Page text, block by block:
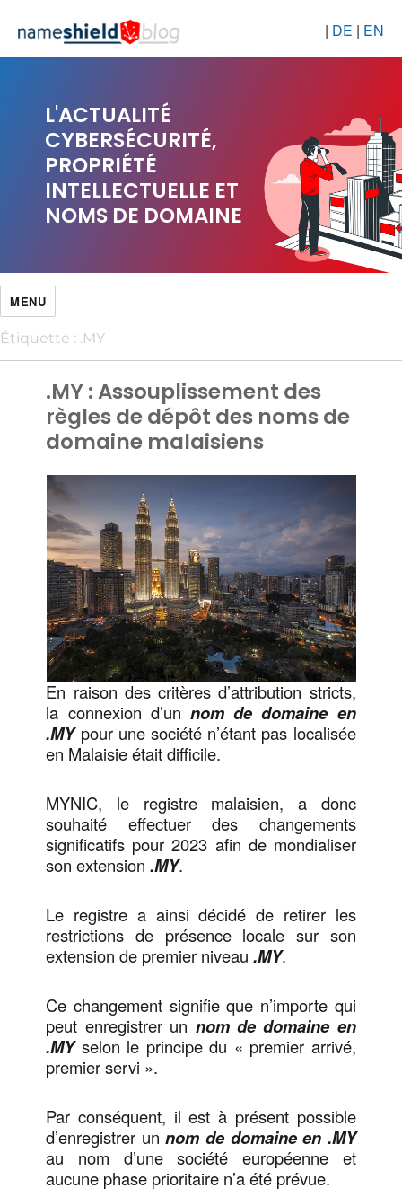
| DE | EN
L'ACTUALITÉ
CYBERSÉCURITÉ,
PROPRIÉTÉ
INTELLECTUELLE ET
NOMS DE DOMAINE
MENU
Étiquette : .MY
.MY : Assouplissement des
règles de dépôt des noms de
domaine malaisiens
En raison des critères d’attribution stricts,
la connexion d’un nom de domaine en
.MYpour une société n’étant pas localisée
en Malaisie était difficile.
MYNIC, le registre malaisien, a donc
souhaité effectuer des changements
significatifs pour 2023 afin de mondialiser
son extension.MY.
Le registre a ainsi décidé de retirer les
restrictions de présence locale sur son
extension de premier niveau.MY.
Ce changement signifie que n’importe qui
peut enregistrer un nom de domaine en
.MYselon le principe du « premier arrivé,
premier servi ».
Par conséquent, il est à présent possible
d’enregistrer unnom de domaine en .MY
au nom d’une société européenne et
aucune phase prioritaire n’a été prévue.